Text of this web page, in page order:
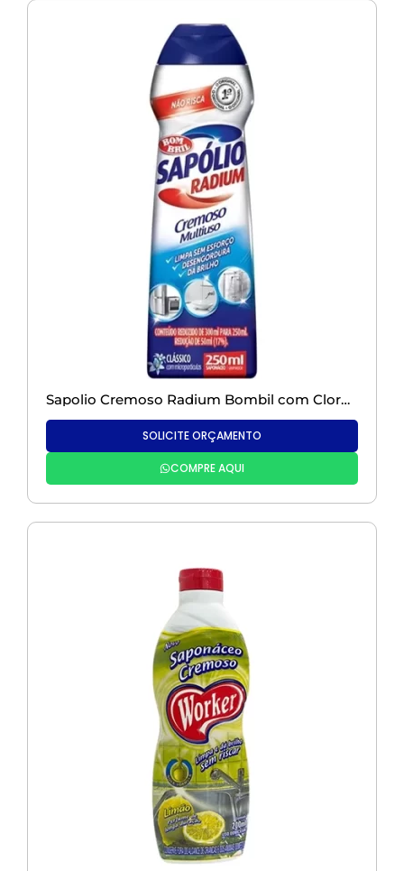
Sapolio Cremoso Radium Bombil com Cloro – 200g
SOLICITE ORÇAMENTO
COMPRE AQUI